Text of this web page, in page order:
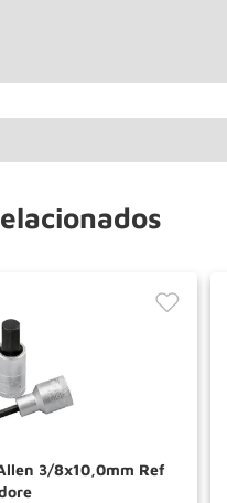
3/8x10,0mm Ref